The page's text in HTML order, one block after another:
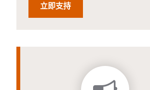
立即支持